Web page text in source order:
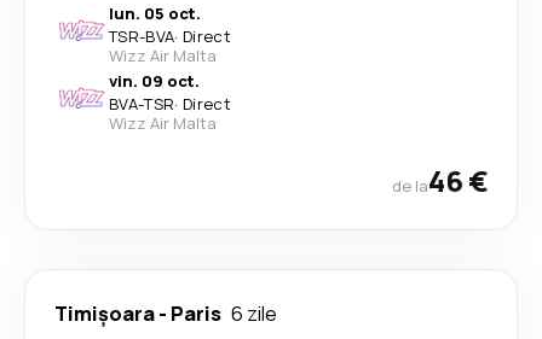
lun. 05 oct.
TSR-BVA· Direct
Wizz Air Malta
vin. 09 oct.
BVA-TSR· Direct
Wizz Air Malta
de la46 €
Timișoara- Paris 6 zile